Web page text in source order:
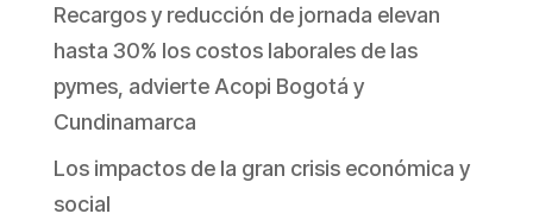
Recargos y reducción de jornada elevan
hasta 30% los costos laborales de las
pymes, advierte Acopi Bogotá y
Cundinamarca
Los impactos de la gran crisis económica y
social